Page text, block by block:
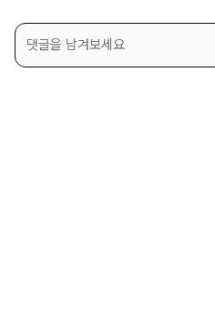
댓글을 남겨보세요